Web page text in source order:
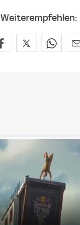
Weiterempfehlen: